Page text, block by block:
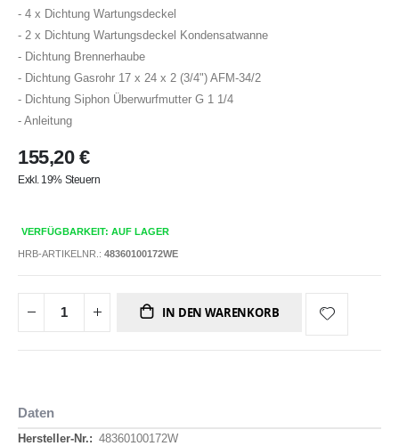
- 4 x Dichtung Wartungsdeckel
- 2 x Dichtung Wartungsdeckel Kondensatwanne
- Dichtung Brennerhaube
- Dichtung Gasrohr 17 x 24 x 2 (3/4") AFM-34/2
- Dichtung Siphon Überwurfmutter G 1 1/4
- Anleitung
155,20 €
Exkl. 19% Steuern
VERFÜGBARKEIT: AUF LAGER
HRB-ARTIKELNR.: 48360100172WE
IN DEN WARENKORB
Daten
Daten
48360100172W